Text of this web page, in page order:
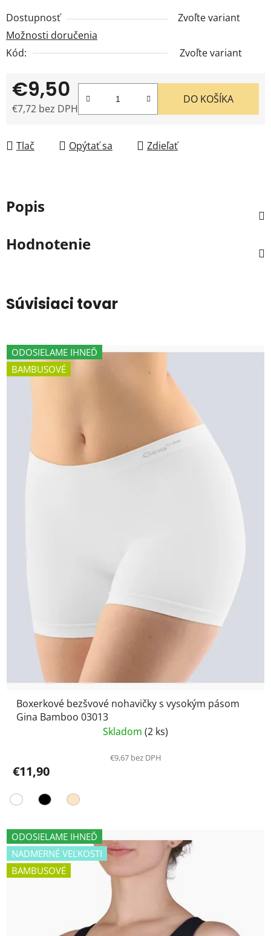
Dostupnosť
Zvoľte variant
Možnosti doručenia
Kód:
Zvoľte variant
€9,50
€7,72 bez DPH
DO KOŠÍKA
Tlač Opýtať sa Zdieľať
Popis
Hodnotenie
Súvisiaci tovar
ODOSIELAME IHNEĎ
BAMBUSOVÉ
Boxerkové bezšvové nohavičky s vysokým pásom
Gina Bamboo 03013
Skladom (2 ks)
€9,67 bez DPH
€11,90
ODOSIELAME IHNEĎ
NADMERNÉ VEĽKOSTI
BAMBUSOVÉ